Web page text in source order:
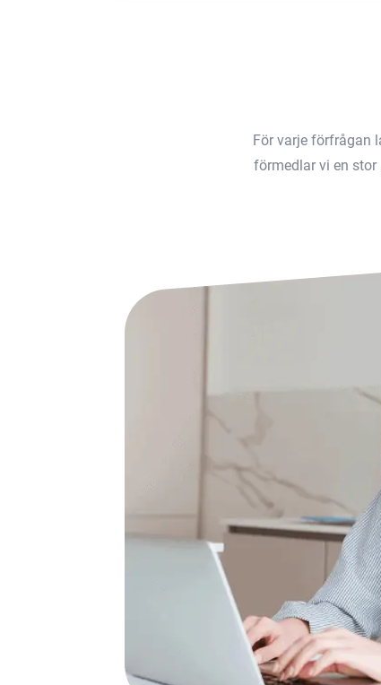
För varje förfrågan
förmedlar vi en